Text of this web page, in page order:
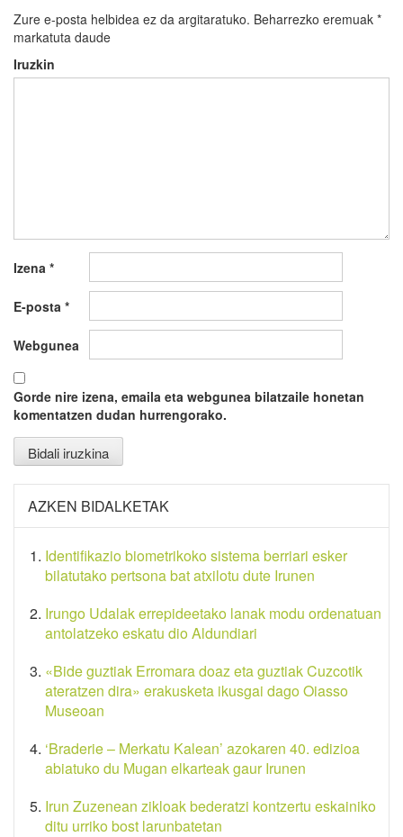
Zure e-posta helbidea ez da argitaratuko. Beharrezko eremuak *
markatuta daude
Iruzkin
Izena *
E-posta *
Webgunea
Gorde nire izena, emaila eta webgunea bilatzaile honetan
komentatzen dudan hurrengorako.
AZKEN BIDALKETAK
Identifikazio biometrikoko sistema berriari esker
bilatutako pertsona bat atxilotu dute Irunen
Irungo Udalak errepideetako lanak modu ordenatuan
antolatzeko eskatu dio Aldundiari
«Bide guztiak Erromara doaz eta guztiak Cuzcotik
ateratzen dira» erakusketa ikusgai dago Oiasso
Museoan
‘Braderie – Merkatu Kalean’ azokaren 40. edizioa
abiatuko du Mugan elkarteak gaur Irunen
Irun Zuzenean zikloak bederatzi kontzertu eskainiko
ditu urriko bost larunbatetan